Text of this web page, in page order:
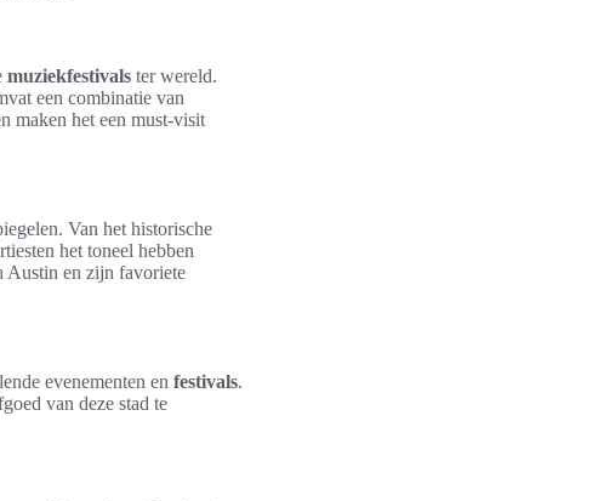
muziekfestivals ter wereld.
een combinatie van
maken het een must-visit
Van het historische
het toneel hebben
Austin en zijn favoriete
evenementen en festivals.
van deze stad te